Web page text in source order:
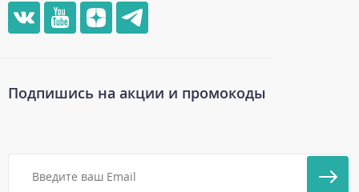
Подпишись на акции и промокоды